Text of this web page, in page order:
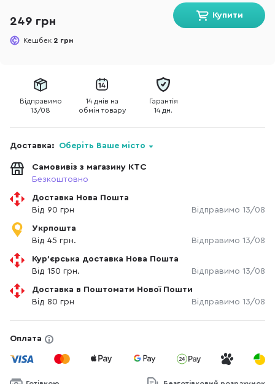
249 грн
Кешбек 2 грн
Купити
Відправимо
13/08
14 днів на
обмін товару
Гарантія
14 дн.
Доставка: Оберіть Ваше місто
Самовивіз з магазину КТС
Безкоштовно
Доставка Нова Пошта
Від 90 грн
Відправимо 13/08
Укрпошта
Від 45 грн.
Відправимо 13/08
Кур'єрська доставка Нова Пошта
Від 150 грн.
Відправимо 13/08
Доставка в Поштомати Нової Пошти
Від 80 грн
Відправимо 13/08
Оплата